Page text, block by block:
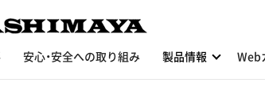
安心・安全への取り組み 製品情報 Web